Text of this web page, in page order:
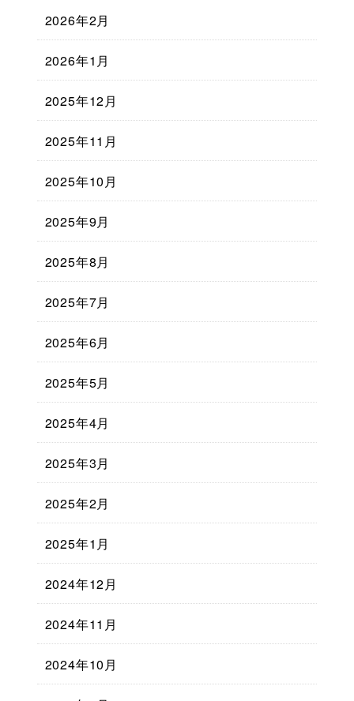
2026年2月
2026年1月
2025年12月
2025年11月
2025年10月
2025年9月
2025年8月
2025年7月
2025年6月
2025年5月
2025年4月
2025年3月
2025年2月
2025年1月
2024年12月
2024年11月
2024年10月